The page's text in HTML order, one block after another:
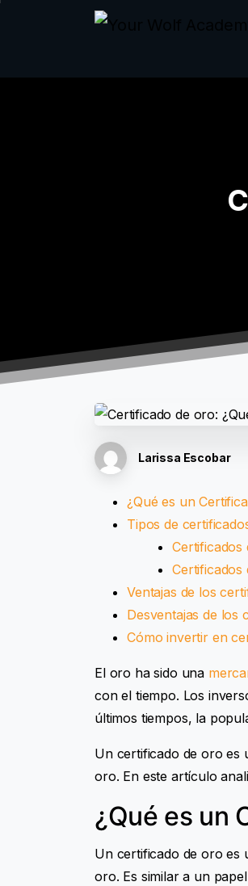
Larissa Escobar
¿Qué es un
Tipos de
Certificados
Certificados
Ventajas de los
Desventajas de los
Cómo invertir en
El oro ha sido una
con el tiempo. Los
últimos tiempos, la
Un certificado de oro es
oro. En este artículo
¿Qué es un
Un certificado de oro es
oro. Es similar a un